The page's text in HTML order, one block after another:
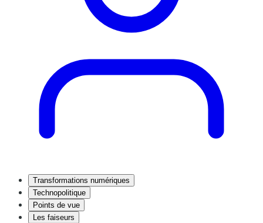
Transformations numériques
Technopolitique
Points de vue
Les faiseurs